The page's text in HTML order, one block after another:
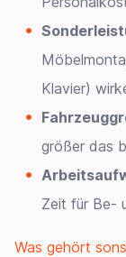
Klavier)
größer das
Zeit für Be-
Was gehört